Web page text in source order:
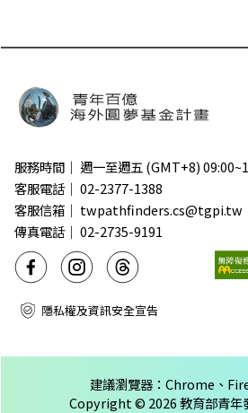
服務時間｜ 週一至週五 (GMT+8)
客服電話｜ 02-2377-1388
客服信箱｜ twpathfinders.cs@tgpi.tw
傳真電話｜ 02-2735-9191
臉書 Instagram Threads
隱私權及資訊安全宣告
建議瀏覽器：Chrome、
Copyright © 2026 教育部青年